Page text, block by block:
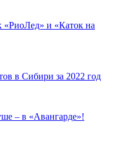
«РиоЛед» и «Каток на
в Сибири за 2022 год
– в «Авангарде»!